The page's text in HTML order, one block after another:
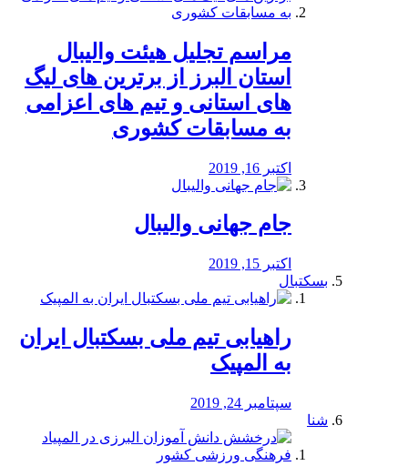
مراسم تجلیل هیئت والیبال
استان البرز از برترین های لیگ
های استانی و تیم های اعزامی
به مسابقات کشوری
اکتبر 16, 2019
جام جهانی والیبال
اکتبر 15, 2019
بسکتبال
راهیابی تیم ملی بسکتبال ایران
به المپیک
سپتامبر 24, 2019
شنا